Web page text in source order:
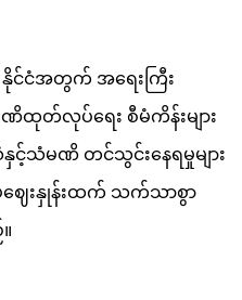
ငံအတွက် အရေးကြီး
ထုတ်လုပ်ရေး စီမံကိန်းများ
နှင့်သံမဏိ တင်သွင်းနေရမှုများ
ပဈေးနှုန်းထက် သက်သာစွာ